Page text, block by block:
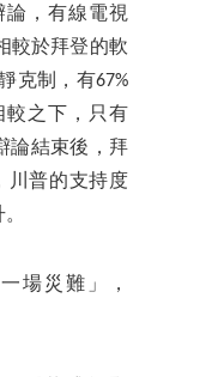
論，有線電視
較於拜登的軟
克制，有67%
之下，只有
論結束後，拜
川普的支持度
場災難」，